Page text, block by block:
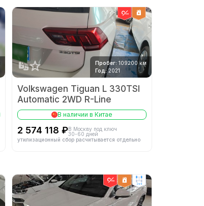
Пробег: 109200 км
Год: 2021
Volkswagen Tiguan L 330TSI
Automatic 2WD R-Line
В наличии в Китае
2 574 118 ₽В Москву под ключ
30-60 дней
утилизационный сбор расчитывается отдельно
2wd